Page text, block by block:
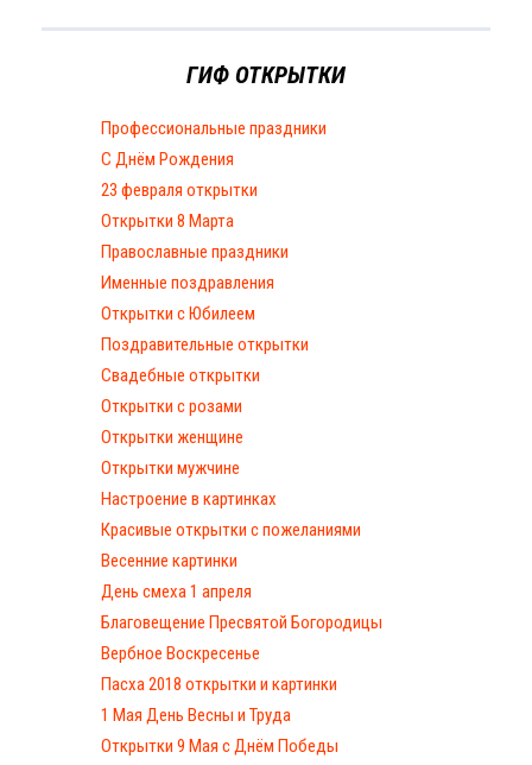
ГИФ ОТКРЫТКИ
Профессиональные праздники
С Днём Рождения
23 февраля открытки
Открытки 8 Марта
Православные праздники
Именные поздравления
Открытки с Юбилеем
Поздравительные открытки
Свадебные открытки
Открытки с розами
Открытки женщине
Открытки мужчине
Настроение в картинках
Красивые открытки с пожеланиями
Весенние картинки
День смеха 1 апреля
Благовещение Пресвятой Богородицы
Вербное Воскресенье
Пасха 2018 открытки и картинки
1 Мая День Весны и Труда
Открытки 9 Мая с Днём Победы